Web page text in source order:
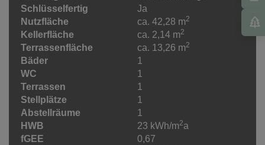
Schlüsselfertig
Ja
Nutzfläche
ca. 42,28 m2
Kellerfläche ca. 2,14 m2
Terrassenfläche ca. 13,26 m2
Bäder
1
WC
1
Terrassen
1
Stellplätze
1
Abstellräume
1
HWB
23 kWh/m2a
fGEE
0,67